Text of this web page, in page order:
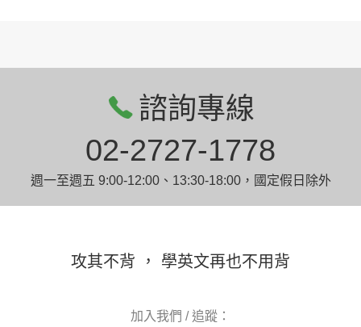
諮詢專線
02-2727-1778
週一至週五 9:00-12:00、13:30-18:00，國定假日除外
攻其不背 ， 學英文再也不用背
加入我們 / 追蹤：